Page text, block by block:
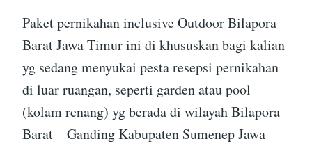
Paket pernikahan inclusive Outdoor Bilapora
Barat Jawa Timur ini di khususkan bagi kalian
yg sedang menyukai pesta resepsi pernikahan
di luar ruangan, seperti garden atau pool
(kolam renang) yg berada di wilayah Bilapora
Barat – Ganding Kabupaten Sumenep Jawa